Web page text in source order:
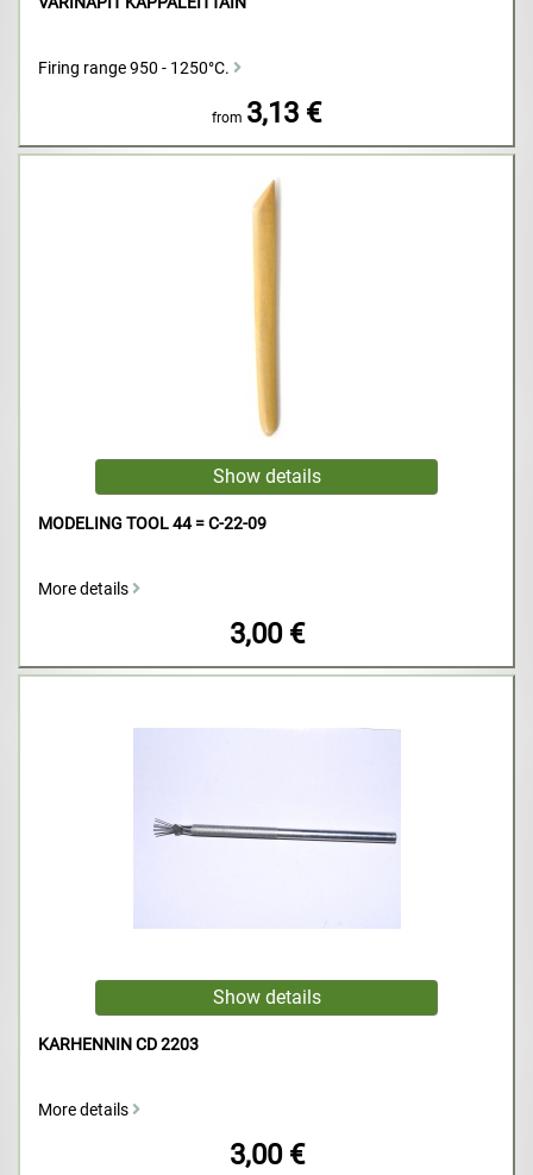
Firing range 950 - 1250°C.
from 3,13 €
MODELING TOOL 44 = C-22-09
More details
3,00 €
KARHENNIN CD 2203
More details
3,00 €